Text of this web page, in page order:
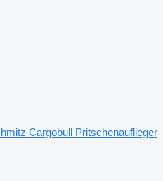
Cargobull Pritschenauflieger